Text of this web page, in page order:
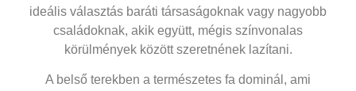
ideális választás baráti társaságoknak vagy nagyobb
családoknak, akik együtt, mégis színvonalas
körülmények között szeretnének lazítani.
A belső terekben a természetes fa dominál, ami